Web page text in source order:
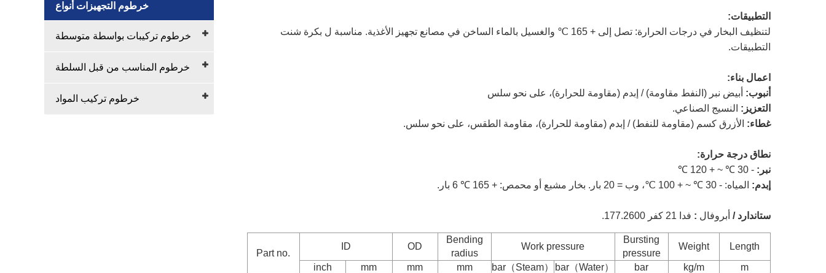
خرطوم التجهيزات أنواع
خرطوم تركيبات بواسطة متوسطة
خرطوم المناسب من قبل السلطة
خرطوم تركيب المواد
التطبيقات:
لتنظيف البخار في درجات الحرارة: تصل إلى + 165 ℃ والغسيل بالماء الساخن في مصانع تجهيز الأغذية. مناسبة ل بكرة شنت
التطبيقات.
اعمال بناء:
أنبوب: أبيض نبر (النفط مقاومة) / إبدم (مقاومة للحرارة)، على نحو سلس
التعزيز: النسيج الصناعي.
غطاء: الأزرق كسم (مقاومة للنفط) / إبدم (مقاومة للحرارة)، مقاومة الطقس، على نحو سلس.
نطاق درجة حرارة:
نبر: - 30 ℃ ~ + 120 ℃
إبدم: المياه: - 30 ℃ ~ + 100 ℃، وب = 20 بار. بخار مشبع أو محمص: + 165 ℃ 6 بار.
ستاندارد /أبروفال : فدا 21 كفر 177.2600.
Part no.
ID OD
Bending
radius
Work pressure
Bursting
pressure
Weight
Length
inch
mm mm mm bar（Steam） bar（Water） bar kg/m
m